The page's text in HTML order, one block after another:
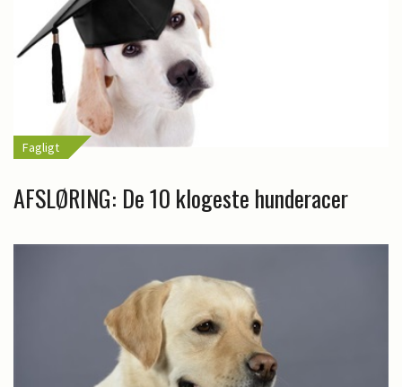
Fagligt
AFSLØRING: De 10 klogeste hunderacer